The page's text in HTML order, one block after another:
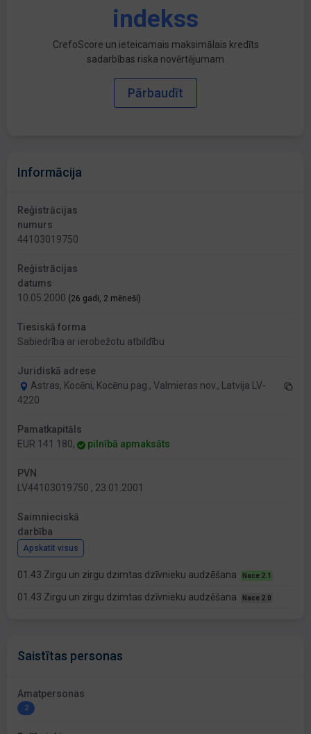
indekss
CrefoScore un ieteicamais maksimālais kredīts
sadarbības riska novērtējumam
Pārbaudīt
Informācija
Reģistrācijas
numurs
44103019750
Reģistrācijas
datums
10.05.2000 (26 gadi, 2 mēneši)
Tiesiskā forma
Sabiedrība ar ierobežotu atbildību
Juridiskā adrese
Astras, Kocēni, Kocēnu pag., Valmieras nov., Latvija LV-
4220
Pamatkapitāls
EUR 141 180,
pilnībā apmaksāts
PVN
LV44103019750 , 23.01.2001
Saimnieciskā
darbība
Apskatīt visus
01.43 Zirgu un zirgu dzimtas dzīvnieku audzēšana Nace 2.1
01.43 Zirgu un zirgu dzimtas dzīvnieku audzēšana Nace 2.0
Saistītas personas
Amatpersonas
2